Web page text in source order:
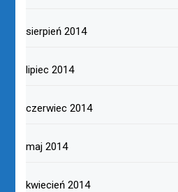
sierpień 2014
lipiec 2014
czerwiec 2014
maj 2014
kwiecień 2014